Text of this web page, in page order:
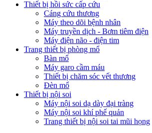
Thiết bị hồi sức cấp cứu
Cáng cứu thương
Máy theo dõi bệnh nhân
Máy truyền dịch - Bơm tiêm điện
Máy điện não - điện tim
Trang thiết bị phòng mổ
Bàn mổ
Máy garo cầm máu
Thiết bị chăm sóc vết thương
Đèn mổ
Thiết bị nội soi
Máy nội soi dạ dày đại tràng
Máy nội soi khí phế quản
Trang thiết bị nội soi tai mũi họng